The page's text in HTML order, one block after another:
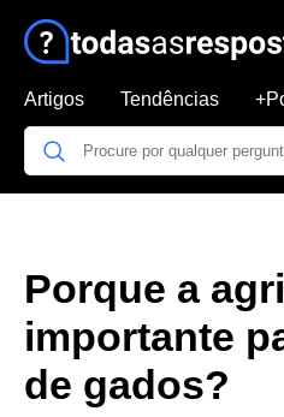
Artigos Tendências
Porque a
importante
de gados?